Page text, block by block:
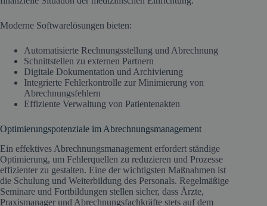
Moderne Softwarelösungen bieten:
Automatisierte Rechnungsstellung und Abrechnung
Schnittstellen zu externen Partnern
Digitale Dokumentation und Archivierung
Integrierte Fehlerkontrolle zur Minimierung von
Abrechnungsfehlern
Effiziente Verwaltung von Patientenakten
Optimierungspotenziale im Abrechnungsmanagement
Ein effektives Abrechnungsmanagement erfordert ständige
Optimierung, um Fehlerquellen zu reduzieren und Prozesse
effizienter zu gestalten. Eine der wichtigsten Maßnahmen ist
die Schulung und Weiterbildung des Personals. Regelmäßige
Seminare und Fortbildungen stellen sicher, dass Ärzte,
Praxismanager und Abrechnungsfachkräfte stets auf dem